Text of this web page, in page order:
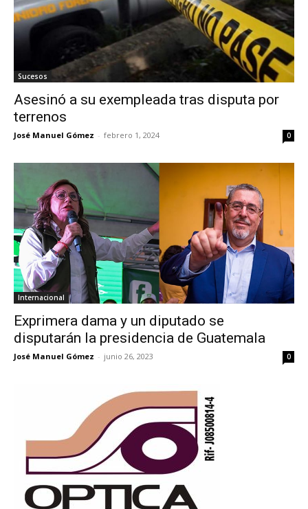
Sucesos
Asesinó a su exempleada tras disputa por
terrenos
José Manuel Gómez - febrero 1, 2024 0
Internacional
Exprimera dama y un diputado se
disputarán la presidencia de Guatemala
José Manuel Gómez - junio 26, 2023 0